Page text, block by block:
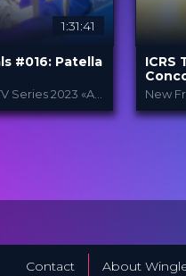
1:31:41
#016: Patella
ICRS
Contact About